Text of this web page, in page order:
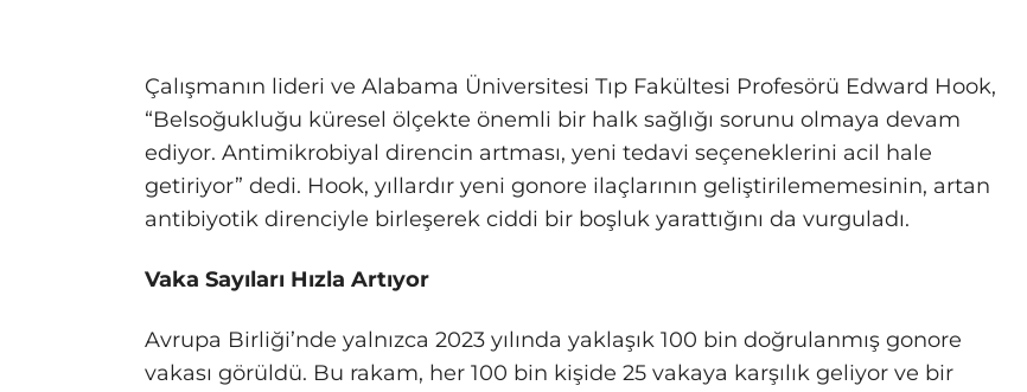
Çalışmanın lideri ve Alabama Üniversitesi Tıp Fakültesi Profesörü Edward Hook,
“Belsoğukluğu küresel ölçekte önemli bir halk sağlığı sorunu olmaya devam
ediyor. Antimikrobiyal direncin artması, yeni tedavi seçeneklerini acil hale
getiriyor” dedi. Hook, yıllardır yeni gonore ilaçlarının geliştirilememesinin, artan
antibiyotik direnciyle birleşerek ciddi bir boşluk yarattığını da vurguladı.
Vaka Sayıları Hızla Artıyor
Avrupa Birliği’nde yalnızca 2023 yılında yaklaşık 100 bin doğrulanmış gonore
vakası görüldü. Bu rakam, her 100 bin kişide 25 vakaya karşılık geliyor ve bir